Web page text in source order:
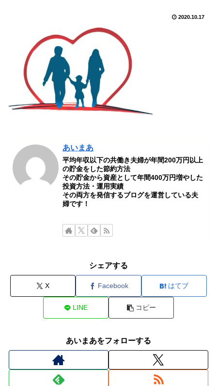
2020.10.17
あいまあ
平均年収以下の共働き夫婦が年間200万円以上
の貯金をした節約方法
その貯金から資産として年間400万円増やした
投資方法・運用実績
その両方を発信するブログを運営している夫
婦です！
シェアする
X Facebook はてブ
LINE コピー
あいまあをフォローする